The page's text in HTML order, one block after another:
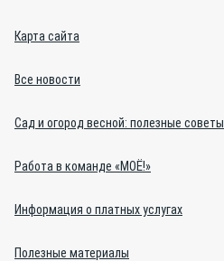
Карта сайта
Все новости
Сад и огород весной: полезные советы
Работа в команде «МОЁ!»
Информация о платных услугах
Полезные материалы